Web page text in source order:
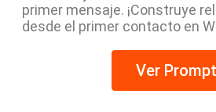
primer mensaje. ¡Construye
desde el primer contacto en
Ver Prompt